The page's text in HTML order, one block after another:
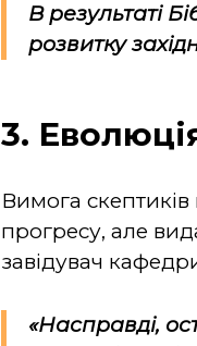
В результаті
розвитку
3.
Вимога
прогресу, але
завідувач
«Насправді,